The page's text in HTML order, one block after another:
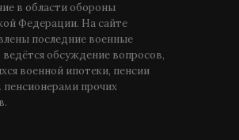
в области обороны
Федерации. На сайте
последние военные
ведётся обсуждение вопросов,
военной ипотеки, пенсии
прочих